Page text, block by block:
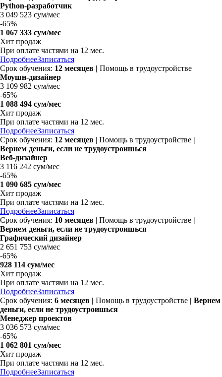
Python-разработчик
3 049 523 сум/мес
-65%
1 067 333 сум/мес
Хит продаж
При оплате частями на 12 мес.
ПодробнееЗаписаться
Срок обучения: 12 месяцев | Помощь в трудоустройстве
Моушн-дизайнер
3 109 982 сум/мес
-65%
1 088 494 сум/мес
Хит продаж
При оплате частями на 12 мес.
ПодробнееЗаписаться
Срок обучения: 12 месяцев | Помощь в трудоустройстве |
Вернем деньги, если не трудоустроишься
Веб-дизайнер
3 116 242 сум/мес
-65%
1 090 685 сум/мес
Хит продаж
При оплате частями на 12 мес.
ПодробнееЗаписаться
Срок обучения: 10 месяцев | Помощь в трудоустройстве |
Вернем деньги, если не трудоустроишься
Графический дизайнер
2 651 753 сум/мес
-65%
928 114 сум/мес
Хит продаж
При оплате частями на 12 мес.
ПодробнееЗаписаться
Срок обучения: 6 месяцев | Помощь в трудоустройстве | Вернем
деньги, если не трудоустроишься
Менеджер проектов
3 036 573 сум/мес
-65%
1 062 801 сум/мес
Хит продаж
При оплате частями на 12 мес.
ПодробнееЗаписаться